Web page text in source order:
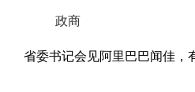
政商
省委书记会见阿里巴巴闻佳，